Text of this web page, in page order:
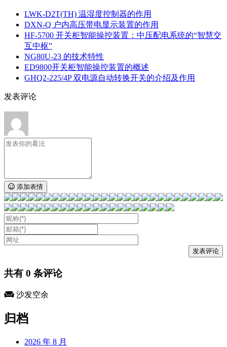
LWK‑D2T(TH) 温湿度控制器的作用
DXN‑Q 户内高压带电显示装置的作用
HF-5700 开关柜智能操控装置：中压配电系统的“智慧交
互中枢”
NG80U-23 的技术特性
ED9800开关柜智能操控装置的概述
GHQ2-225/4P 双电源自动转换开关的介绍及作用
发表评论
添加表情
共有 0 条评论
沙发空余
归档
2026 年 8 月